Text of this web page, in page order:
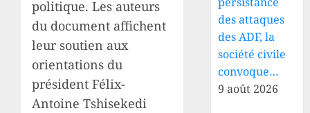
politique. Les auteurs
du document affichent
leur soutien aux
orientations du
président Félix-
Antoine Tshisekedi
des attaques
des ADF, la
société civile
convoque…
9 août 2026